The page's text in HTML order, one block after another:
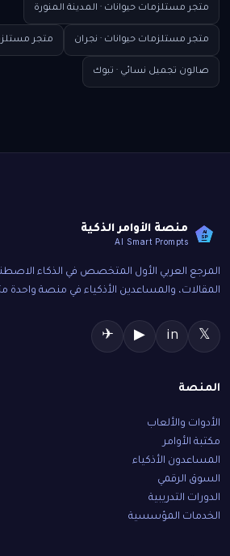
متجر مستلزمات حيوانات · المدينة المنورة
متجر مستلزمات حيوانات · نجران متجر
صالون تجميل نسائي · تبوك
AI
SP
منصة الأوامر الذكية
AI Smart Prompts
المرجع العربي الأول المتخصص في الذكاء
المقالات، والمساعدين الأذكياء في منصة واحدة
𝕏
in
▶
✈
المنصة
الأدوات والألعاب
مكتبة الأوامر
المساعدون الأذكياء
السوق الرقمي
الدورات التدريبية
الخدمات المؤسسية